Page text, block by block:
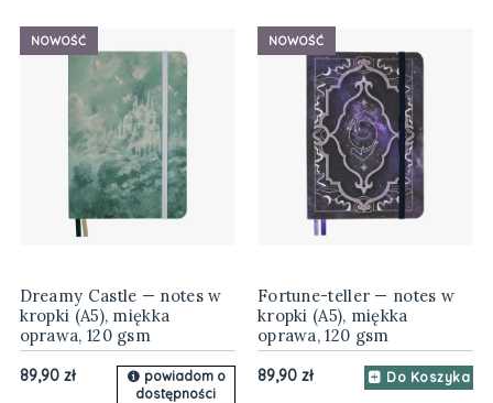
Dreamy Castle — notes w
kropki (A5), miękka
oprawa, 120 gsm
89,90 zł
powiadom o
dostępności
NOWOŚĆ
Fortune-teller — notes w
kropki (A5), miękka
oprawa, 120 gsm
89,90 zł Do Koszyka
NOWOŚĆ